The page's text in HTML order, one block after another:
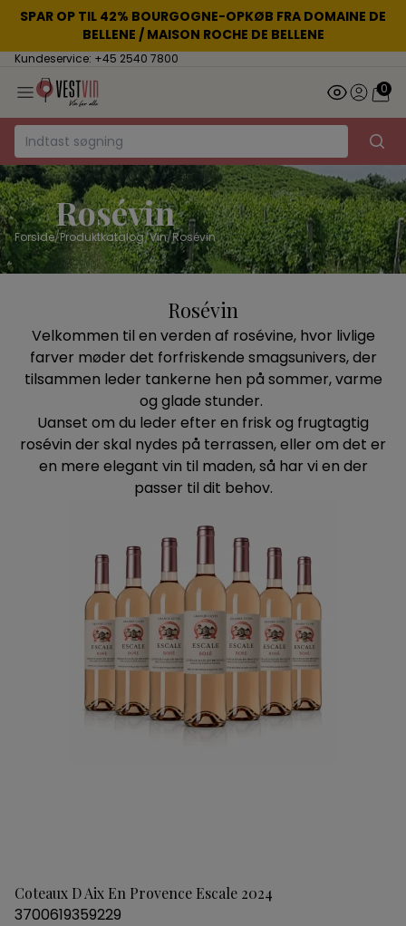
SPAR OP TIL 42% BOURGOGNE-OPKØB FRA DOMAINE DE
BELLENE / MAISON ROCHE DE BELLENE
Kundeservice: +45 2540 7800
0
Rosévin
Forside/Produktkatalog/Vin/Rosévin
Rosévin
Velkommen til en verden af rosévine, hvor livlige
farver møder det forfriskende smagsunivers, der
tilsammen leder tankerne hen på sommer, varme
og glade stunder.
Uanset om du leder efter en frisk og frugtagtig
rosévin der skal nydes på terrassen, eller om det er
en mere elegant vin til maden, så har vi en der
passer til dit behov.
Coteaux D Aix En Provence Escale 2024
3700619359229